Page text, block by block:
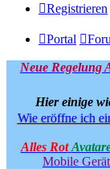
Registrieren
Portal
Neue Regelung
Hier einige
Wie eröffne ich
Alles Rot
Mobile